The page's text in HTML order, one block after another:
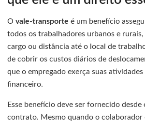
O vale-transporte é um benefício
todos os trabalhadores urbanos e
cargo ou distância até o local de
de cobrir os custos diários de
que o empregado exerça suas
financeiro.
Esse benefício deve ser fornecido
contrato. Mesmo quando o colaborador